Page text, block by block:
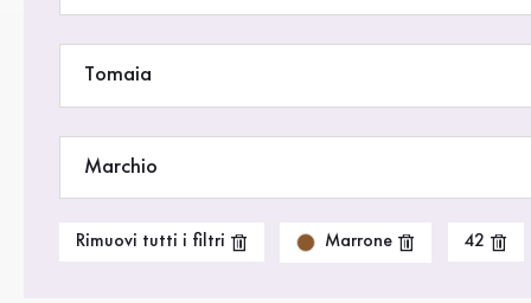
Tomaia
Marchio
Rimuovi tutti i filtri Marrone 42